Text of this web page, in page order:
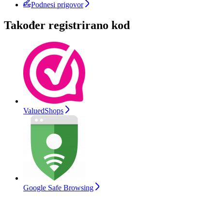
Podnesi prigovor
Također registrirano kod
ValuedShops
Google Safe Browsing